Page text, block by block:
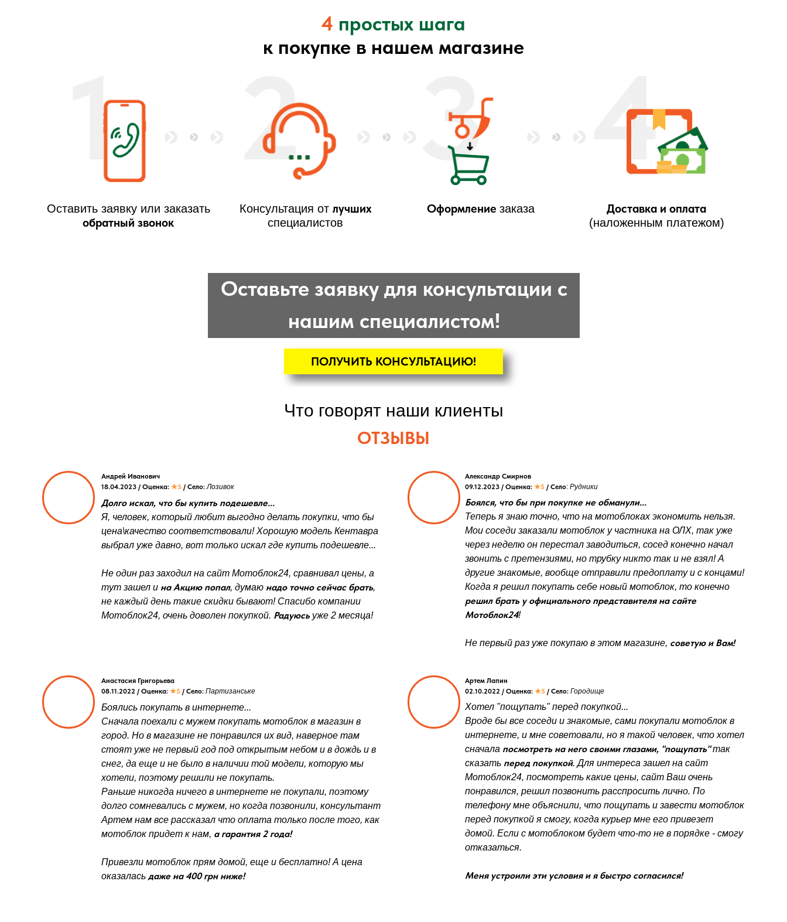
1 4
3
2
Оставить заявку или заказать
обратный звонок
Консультация от лучших
специалистов
Оформление заказа Доставка и оплата
(наложенным платежом)
4 простых шага
к покупке в нашем магазине
ПОЛУЧИТЬ КОНСУЛЬТАЦИЮ!
Оставьте заявку для консультации с
нашим специалистом!
Что говорят наши клиенты
ОТЗЫВЫ
Хотел "пощупать" перед покупкой...
Вроде бы все соседи и знакомые, сами покупали мотоблок в
интернете, и мне советовали, но я такой человек, что хотел
сначала посмотреть на него своими глазами, "пощупать"так
сказать перед покупкой. Для интереса зашел на сайт
Мотоблок24, посмотреть какие цены, сайт Ваш очень
понравился, решил позвонить расспросить лично. По
телефону мне объяснили, что пощупать и завести мотоблок
перед покупкой я смогу, когда курьер мне его привезет
домой. Если с мотоблоком будет что-то не в порядке - смогу
отказаться.
Меня устроили эти условия и я быстро согласился!
Артем Лапин
02.10.2022 / Оценка: ★5 / Село: Городище
Боялся, что бы при покупке не обманули...
Теперь я знаю точно, что на мотоблоках экономить нельзя.
Мои соседи заказали мотоблок у частника на ОЛХ, так уже
через неделю он перестал заводиться, сосед конечно начал
звонить с претензиями, но трубку никто так и не взял! А
другие знакомые, вообще отправили предоплату и с концами!
Когда я решил покупать себе новый мотоблок, то конечно
решил брать у официального представителя на сайте
Мотоблок24!
Не первый раз уже покупаю в этом магазине, советую и Вам!
Александр Смирнов
09.12.2023 / Оценка: ★5 / Село: Рудники
Боялись покупать в интернете...
Сначала поехали с мужем покупать мотоблок в магазин в
город. Но в магазине не понравился их вид, наверное там
стоят уже не первый год под открытым небом и в дождь и в
снег, да еще и не было в наличии той модели, которую мы
хотели, поэтому решили не покупать.
Раньше никогда ничего в интернете не покупали, поэтому
долго сомневались с мужем, но когда позвонили, консультант
Артем нам все рассказал что оплата только после того, как
мотоблок придет к нам, а гарантия 2 года!
Привезли мотоблок прям домой, еще и бесплатно! А цена
оказалась даже на 400 грн ниже!
Анастасия Григорьева
08.11.2022 / Оценка: ★5 / Село: Партизанське
Долго искал, что бы купить подешевле...
Я, человек, который любит выгодно делать покупки, что бы
цена\качество соответствовали! Хорошую модель Кентавра
выбрал уже давно, вот только искал где купить подешевле...
Не один раз заходил на сайт Мотоблок24, сравнивал цены, а
тут зашел и на Акцию попал, думаю надо точно сейчас брать,
не каждый день такие скидки бывают! Спасибо компании
Мотоблок24, очень доволен покупкой. Радуюсь уже 2 месяца!
Андрей Иванович
18.04.2023 / Оценка: ★5 / Село: Лозивок